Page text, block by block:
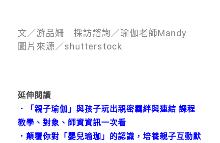
文／游品姍 採訪諮詢／瑜伽老師Mandy
圖片來源／shutterstock
延伸閱讀
．
「親子瑜伽」與孩子玩出親密羈絆與連結 課程
教學、對象、師資資訊一次看
． 顛覆你對「嬰兒瑜珈」的認識，培養親子互動默